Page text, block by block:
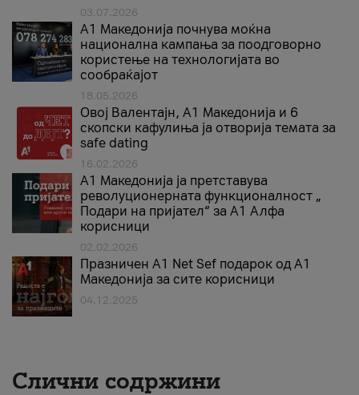
03.07.2026
A1 Македонија почнува моќна
национална кампања за поодговорно
користење на технологијата во
сообраќајот
18.05.2026
Овој Валентајн, A1 Македонија и 6
скопски кафулиња ја отворија темата за
safe dating
16.02.2026
А1 Македонија ја претставува
револуционерната функционалност „
Подари на пријател“ за А1 Алфа
корисници
02.02.2026
Празничен A1 Net Sеf подарок од А1
Македонија за сите корисници
04.12.2025
Слични содржини